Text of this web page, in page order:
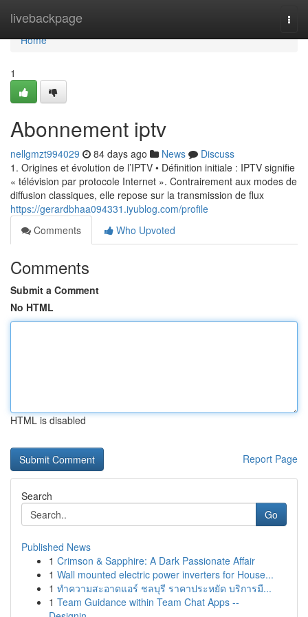
livebackpage
Home
Home
1
Abonnement iptv
nellgmzt994029 84 days ago News
Discuss
1. Origines et évolution de l’IPTV • Définition initiale : IPTV signifie
« télévision par protocole Internet ». Contrairement aux modes de
diffusion classiques, elle repose sur la transmission de flux
https://gerardbhaa094331.iyublog.com/profile
Comments
Who Upvoted
Comments
Submit a Comment
No HTML
HTML is disabled
Report Page
Search
Go
Published News
1 Crimson & Sapphire: A Dark Passionate Affair
1 Wall mounted electric power inverters for House...
1 ทำความสะอาดแอร์ ชลบุรี ราคาประหยัด บริการมื...
1 Team Guidance within Team Chat Apps --